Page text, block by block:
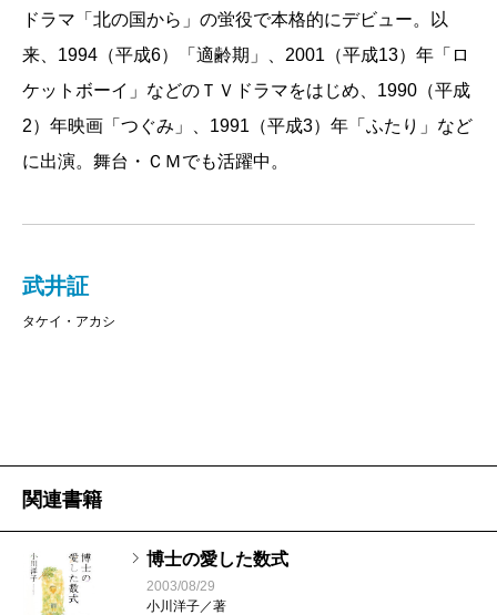
ドラマ「北の国から」の蛍役で本格的にデビュー。以
来、1994（平成6）「適齢期」、2001（平成13）年「ロ
ケットボーイ」などのＴＶドラマをはじめ、1990（平成
2）年映画「つぐみ」、1991（平成3）年「ふたり」など
に出演。舞台・ＣＭでも活躍中。
武井証
タケイ・アカシ
関連書籍
博士の愛した数式
2003/08/29
小川洋子／著